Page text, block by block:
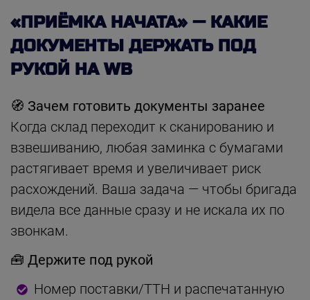
«ПРИЁМКА НАЧАТА» — КАКИЕ
ДОКУМЕНТЫ ДЕРЖАТЬ ПОД
РУКОЙ НА WB
🧭 Зачем готовить документы заранее
Когда склад переходит к сканированию и
взвешиванию, любая заминка с бумагами
растягивает время и увеличивает риск
расхождений. Ваша задача — чтобы бригада
видела все данные сразу и не искала их по
звонкам.
🧰 Держите под рукой
Номер поставки/ТТН и распечатанную